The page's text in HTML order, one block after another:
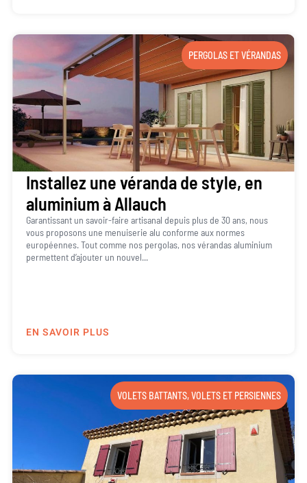
PERGOLAS ET VÉRANDAS
Installez une véranda de style, en
aluminium à Allauch
Garantissant un savoir-faire artisanal depuis plus de 30 ans, nous
vous proposons une menuiserie alu conforme aux normes
européennes. Tout comme nos pergolas, nos vérandas aluminium
permettent d’ajouter un nouvel...
EN SAVOIR PLUS
VOLETS BATTANTS,VOLETS ET PERSIENNES